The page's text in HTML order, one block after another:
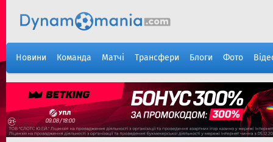
Новини Команда Матчі Трансфери Блоги Фото